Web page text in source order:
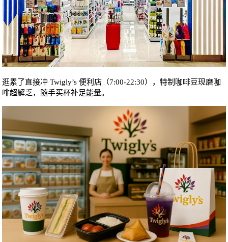
逛累了直接冲 Twigly’s 便利店（7:00-22:30），特制咖啡豆现磨咖
啡超解乏，随手买杯补足能量。